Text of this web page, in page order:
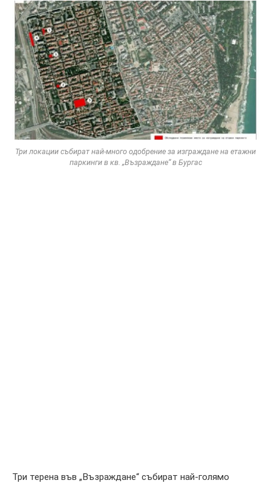
Три локации събират най-много одобрение за изграждане на етажни
паркинги в кв. „Възраждане“ в Бургас
Три терена във „Възраждане“ събират най-голямо